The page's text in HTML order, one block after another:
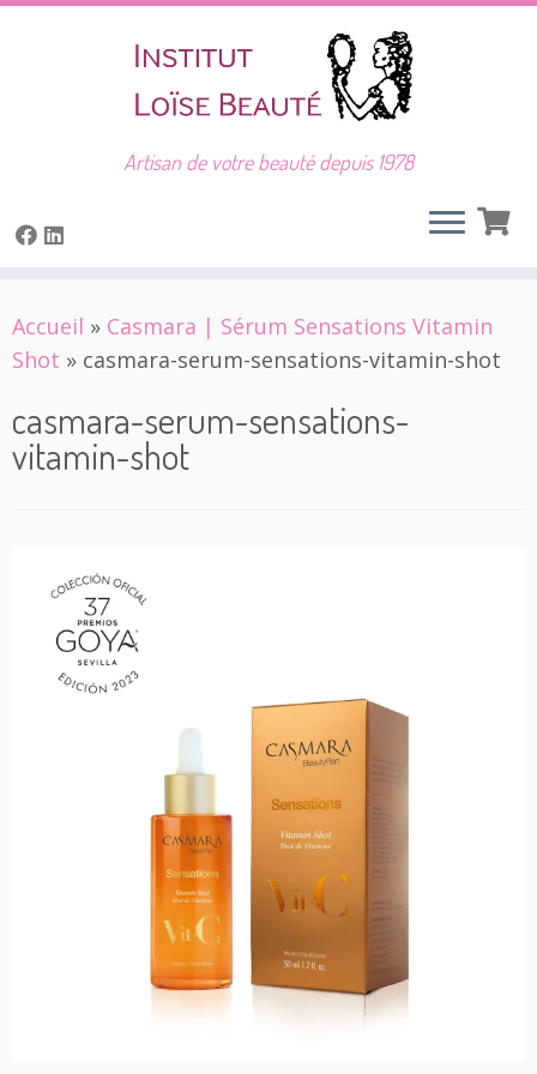
to
content
Artisan de votre beauté depuis 1978
Accueil » Casmara | Sérum Sensations Vitamin
Shot » casmara-serum-sensations-vitamin-shot
casmara-serum-sensations-
vitamin-shot